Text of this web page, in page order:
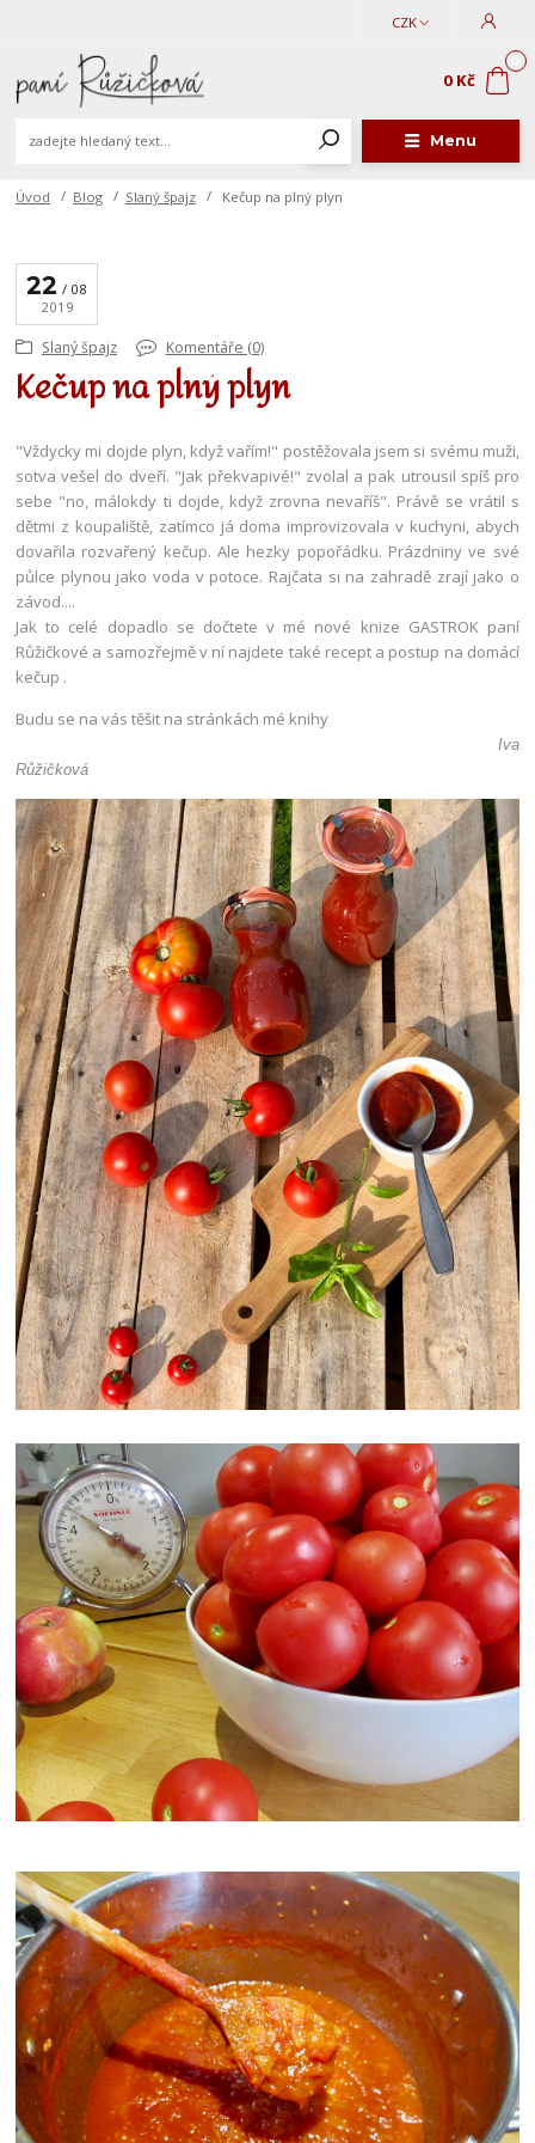
Menu
CZK
0 Kč
Úvod Blog Slaný špajz Kečup na plný plyn
22
08
2019
Slaný špajz Komentáře (0)
Kečup na plný plyn
"Vždycky mi dojde plyn, když vařím!" postěžovala jsem si svému muži,
sotva vešel do dveří. "Jak překvapivé!" zvolal a pak utrousil spíš pro
sebe "no, málokdy ti dojde, když zrovna nevaříš". Právě se vrátil s
dětmi z koupaliště, zatímco já doma improvizovala v kuchyni, abych
dovařila rozvařený kečup. Ale hezky popořádku. Prázdniny ve své
půlce plynou jako voda v potoce. Rajčata si na zahradě zrají jako o
závod....
Jak to celé dopadlo se dočtete v mé nové knize GASTROK paní
Růžičkové a samozřejmě v ní najdete také recept a postup na domácí
kečup .
Budu se na vás těšit na stránkách mé knihy
Iva
Růžičková